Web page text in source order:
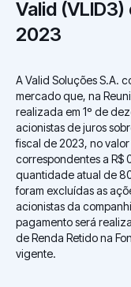
Valid
2023
A Valid Soluções S.A.
mercado que, na
realizada em 1º de
acionistas de juros
fiscal de 2023, no
correspondentes a R$
quantidade atual de
foram excluídas as
acionistas da
pagamento será
de Renda Retido na
vigente.